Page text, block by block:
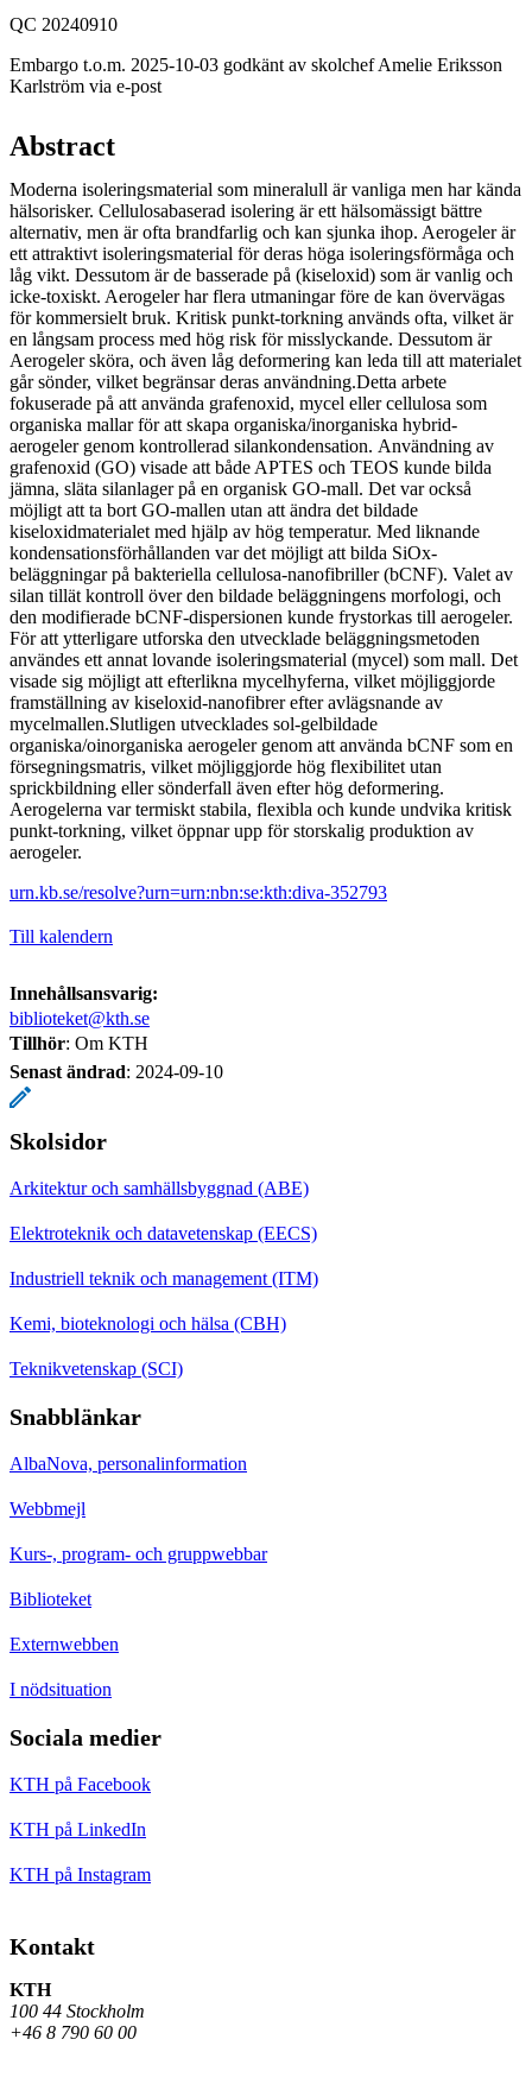
QC 20240910
Embargo t.o.m. 2025-10-03 godkänt av skolchef Amelie Eriksson
Karlström via e-post
Abstract
Moderna isoleringsmaterial som mineralull är vanliga men har kända
hälsorisker. Cellulosabaserad isolering är ett hälsomässigt bättre
alternativ, men är ofta brandfarlig och kan sjunka ihop. Aerogeler är
ett attraktivt isoleringsmaterial för deras höga isoleringsförmåga och
låg vikt. Dessutom är de basserade på (kiseloxid) som är vanlig och
icke-toxiskt. Aerogeler har flera utmaningar före de kan övervägas
för kommersielt bruk. Kritisk punkt-torkning används ofta, vilket är
en långsam process med hög risk för misslyckande. Dessutom är
Aerogeler sköra, och även låg deformering kan leda till att materialet
går sönder, vilket begränsar deras användning.Detta arbete
fokuserade på att använda grafenoxid, mycel eller cellulosa som
organiska mallar för att skapa organiska/inorganiska hybrid-
aerogeler genom kontrollerad silankondensation. Användning av
grafenoxid (GO) visade att både APTES och TEOS kunde bilda
jämna, släta silanlager på en organisk GO-mall. Det var också
möjligt att ta bort GO-mallen utan att ändra det bildade
kiseloxidmaterialet med hjälp av hög temperatur. Med liknande
kondensationsförhållanden var det möjligt att bilda SiOx-
beläggningar på bakteriella cellulosa-nanofibriller (bCNF). Valet av
silan tillät kontroll över den bildade beläggningens morfologi, och
den modifierade bCNF-dispersionen kunde frystorkas till aerogeler.
För att ytterligare utforska den utvecklade beläggningsmetoden
användes ett annat lovande isoleringsmaterial (mycel) som mall. Det
visade sig möjligt att efterlikna mycelhyferna, vilket möjliggjorde
framställning av kiseloxid-nanofibrer efter avlägsnande av
mycelmallen.Slutligen utvecklades sol-gelbildade
organiska/oinorganiska aerogeler genom att använda bCNF som en
försegningsmatris, vilket möjliggjorde hög flexibilitet utan
sprickbildning eller sönderfall även efter hög deformering.
Aerogelerna var termiskt stabila, flexibla och kunde undvika kritisk
punkt-torkning, vilket öppnar upp för storskalig produktion av
aerogeler.
urn.kb.se/resolve?urn=urn:nbn:se:kth:diva-352793
Till kalendern
Innehållsansvarig:
biblioteket@kth.se
Tillhör: Om KTH
Senast ändrad: 2024-09-10
Skolsidor
Arkitektur och samhällsbyggnad (ABE)
Elektroteknik och datavetenskap (EECS)
Industriell teknik och management (ITM)
Kemi, bioteknologi och hälsa (CBH)
Teknikvetenskap (SCI)
Snabblänkar
AlbaNova, personalinformation
Webbmejl
Kurs-, program- och gruppwebbar
Biblioteket
Externwebben
I nödsituation
Sociala medier
KTH på Facebook
KTH på LinkedIn
KTH på Instagram
Kontakt
KTH
100 44 Stockholm
+46 8 790 60 00